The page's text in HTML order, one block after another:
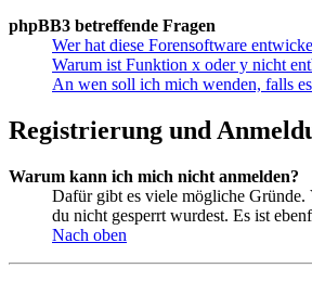
phpBB3 betreffende Fragen
Wer hat diese Forensoftware
Warum ist Funktion x oder y nicht
An wen soll ich mich wenden, falls
Registrierung und
Warum kann ich mich nicht anmelden?
Dafür gibt es viele mögliche Gründe.
du nicht gesperrt wurdest. Es ist
Nach oben